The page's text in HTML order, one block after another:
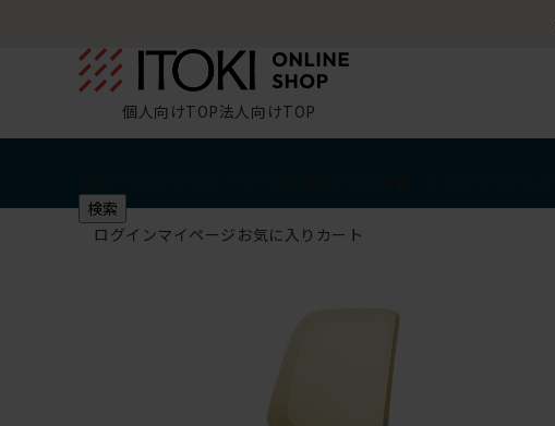
個人向けTOP法人向けTOP
検索
ログインマイページ お気に入り カート